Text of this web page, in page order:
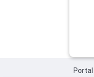
Portal